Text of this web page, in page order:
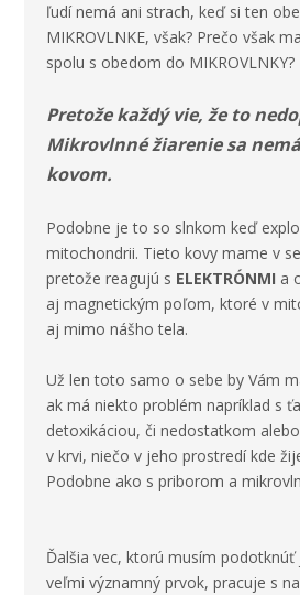
ľudí nemá ani strach, keď si ten
MIKROVLNKE, však? Prečo však
spolu s obedom do MIKROVLNKY?
Pretože každý vie, že to
Mikrovlnné žiarenie sa
kovom.
Podobne je to so slnkom keď
mitochondrii. Tieto kovy mame v
pretože reagujú s ELEKTRÓNMI a
aj magnetickým poľom, ktoré v
aj mimo nášho tela.
Už len toto samo o sebe by Vám
ak má niekto problém napríklad s
detoxikáciou, či nedostatkom
v krvi, niečo v jeho prostredí kde
Podobne ako s priborom a
Ďalšia vec, ktorú musím podotknúť
veľmi významný prvok, pracuje s